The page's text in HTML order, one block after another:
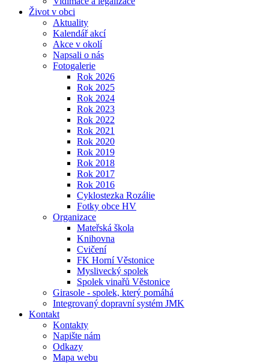
Život v obci
Aktuality
Kalendář akcí
Akce v okolí
Napsali o nás
Fotogalerie
Rok 2026
Rok 2025
Rok 2024
Rok 2023
Rok 2022
Rok 2021
Rok 2020
Rok 2019
Rok 2018
Rok 2017
Rok 2016
Cyklostezka Rozálie
Fotky obce HV
Organizace
Mateřská škola
Knihovna
Cvičení
FK Horní Věstonice
Myslivecký spolek
Spolek vinařů Věstonice
Girasole - spolek, který pomáhá
Integrovaný dopravní systém JMK
Kontakt
Kontakty
Napište nám
Odkazy
Mapa webu